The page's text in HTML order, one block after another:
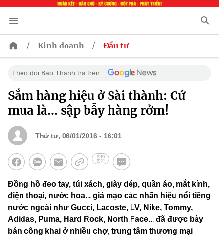
/ Kinh doanh / Đầu tư
Theo dõi Báo Thanh tra trên
Sắm hàng hiệu ở Sài thành: Cứ
mua là... sập bẫy hàng rởm!
Thứ tư, 06/01/2016 - 16:01
Đồng hồ đeo tay, túi xách, giày dép, quần áo, mắt kính,
điện thoại, nước hoa... giả mạo các nhãn hiệu nổi tiếng
nước ngoài như Gucci, Lacoste, LV, Nike, Tommy,
Adidas, Puma, Hard Rock, North Face... đã được bày
bán công khai ở nhiều chợ, trung tâm thương mại